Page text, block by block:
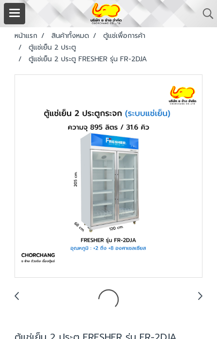
หน้าแรก สินค้าทั้งหมด
ตู้แช่เพื่อการค้า
ตู้แช่เย็น 2 ประตู
ตู้แช่เย็น 2 ประตู FRESHER รุ่น FR-2DJA